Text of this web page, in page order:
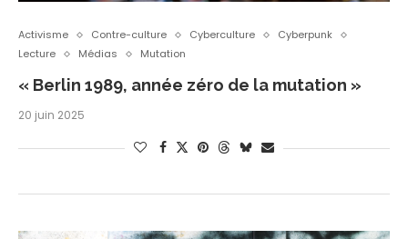
Activisme Contre-culture Cyberculture
Cyberpunk
Lecture
Médias Mutation
« Berlin 1989, année zéro de la mutation »
20 juin 2025